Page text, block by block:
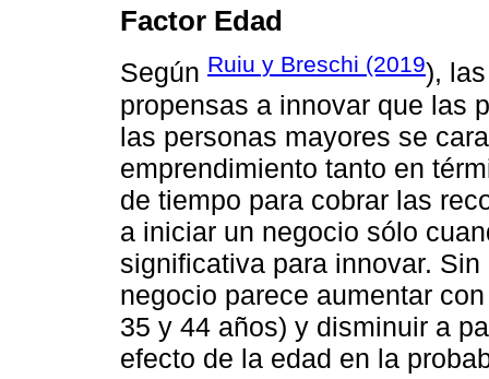
Factor Edad
Según Ruiu y Breschi (2019),
propensas a innovar que las
las personas mayores se
emprendimiento tanto en
de tiempo para cobrar las
a iniciar un negocio sólo
significativa para innovar.
negocio parece aumentar
35 y 44 años) y disminuir a
efecto de la edad en la